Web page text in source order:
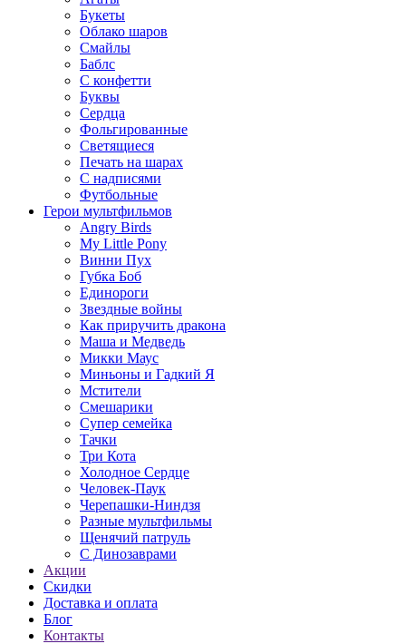
Букеты
Облако шаров
Смайлы
Баблс
С конфетти
Буквы
Сердца
Фольгированные
Светящиеся
Печать на шарах
С надписями
Футбольные
Герои мультфильмов
Angry Birds
My Little Pony
Винни Пух
Губка Боб
Единороги
Звездные войны
Как приручить дракона
Маша и Медведь
Микки Маус
Миньоны и Гадкий Я
Мстители
Смешарики
Супер семейка
Тачки
Три Кота
Холодное Сердце
Человек-Паук
Черепашки-Ниндзя
Разные мультфильмы
Щенячий патруль
C Динозаврами
Акции
Скидки
Доставка и оплата
Блог
Контакты